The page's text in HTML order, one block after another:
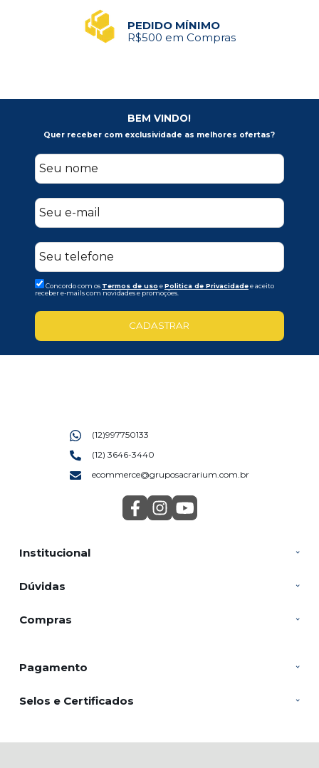
PEDIDO MÍNIMO
R$500 em Compras
BEM VINDO!
Quer receber com exclusividade as melhores ofertas?
Concordo com os Termos de uso ePolitica de Privacidadee aceito
receber e-mails com novidades e promoções.
CADASTRAR
Institucional
Dúvidas
Compras
(12)997750133
(12) 3646-3440
ecommerce@gruposacrarium.com.br
Pagamento
Selos e Certificados